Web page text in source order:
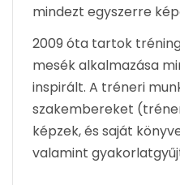
mindezt egyszerre
2009 óta tartok
mesék alkalmazása
inspirált. A tréneri
szakembereket
képzek, és saját
valamint